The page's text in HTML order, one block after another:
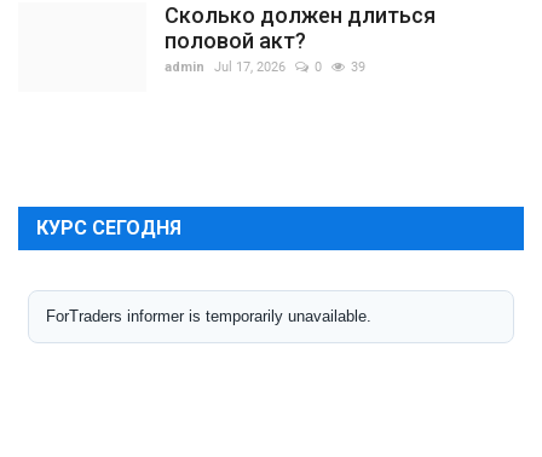
Сколько должен длиться
половой акт?
admin Jul 17, 2026 0 39
КУРС СЕГОДНЯ